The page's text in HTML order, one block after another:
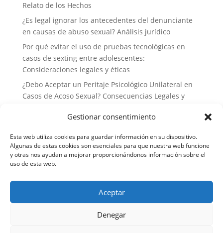
Gestionar consentimiento
Esta web utiliza cookies para guardar información en su dispositivo.
Algunas de estas cookies son esenciales para que nuestra web funcione
y otras nos ayudan a mejorar proporcionándonos información sobre el
uso de esta web.
Aceptar
Denegar
Relato de los Hechos
¿Es legal ignorar los antecedentes del denunciante
en causas de abuso sexual? Análisis jurídico
Por qué evitar el uso de pruebas tecnológicas en
casos de sexting entre adolescentes:
Consideraciones legales y éticas
¿Debo Aceptar un Peritaje Psicológico Unilateral en
Casos de Acoso Sexual? Consecuencias Legales y
Por qué no deberías delegar tu defensa a abogados
generalistas en casos de delitos sexuales: la
importancia de la especialización
Política de cookies
Política de privacidad